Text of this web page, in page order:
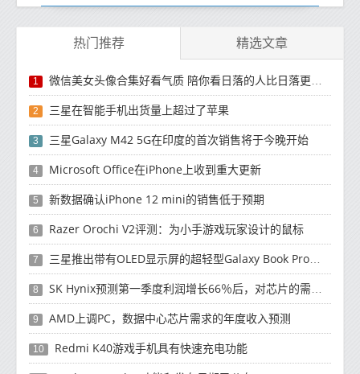
热门推荐 精选文章
1 微信美女头像合集好看气质 陪你看日落的人比日落更浪漫
2 三星在智能手机出货量上超过了苹果
3 三星Galaxy M42 5G在印度的首次销售将于今晚开始
4 Microsoft Office在iPhone上收到重大更新
5 新数据确认iPhone 12 mini的销售低于预期
6 Razer Orochi V2评测：为小手游戏玩家设计的鼠标
7 三星推出带有OLED显示屏的超轻型Galaxy Book Pro和Galaxy Book Pro 360笔记本电脑
8 SK Hynix预测第一季度利润增长66％后，对芯片的需求将增强
9 AMD上调PC，数据中心芯片需求的年度收入预测
10 Redmi K40游戏手机具有快速充电功能